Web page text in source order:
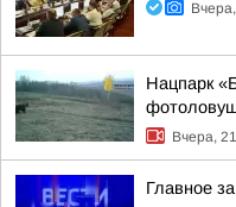
Нацпарк
Вчера,
Главное